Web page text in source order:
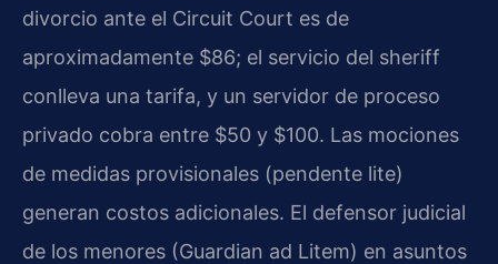
divorcio ante el Circuit Court es de
aproximadamente $86; el servicio del sheriff
conlleva una tarifa, y un servidor de proceso
privado cobra entre $50 y $100. Las mociones
de medidas provisionales (pendente lite)
generan costos adicionales. El defensor judicial
de los menores (Guardian ad Litem) en asuntos